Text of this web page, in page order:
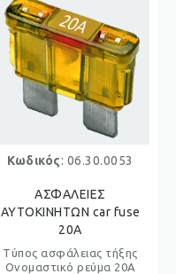
Κωδικός: 06.30.0053
ΑΣΦΑΛΕΙΕΣ
ΑΥΤΟΚΙΝΗΤΩΝ car fuse
20A
Τύπος ασφάλειας τήξης
Ονομαστικό ρεύμα 20A